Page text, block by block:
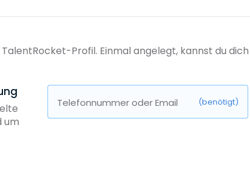
Profil. Einmal angelegt, kannst du
um
Telefonnummer oder Email (benötigt)